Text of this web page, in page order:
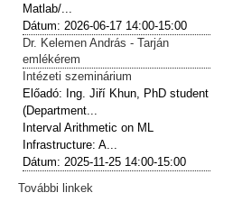
Matlab/...
Dátum:2026-06-17 14:00-15:00
Dr. Kelemen András - Tarján
emlékérem
Intézeti szeminárium
Előadó: Ing. Jiří Khun, PhD student
(Department...
Interval Arithmetic on ML
Infrastructure: A...
Dátum:2025-11-25 14:00-15:00
További linkek